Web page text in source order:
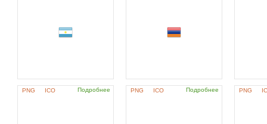
PNG ICO Подробнее PNG ICO Подробнее PNG